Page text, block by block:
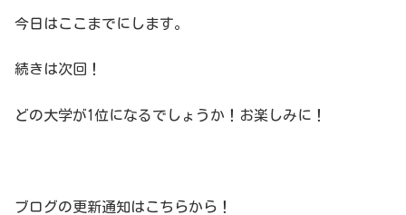
今日はここまでにします。
続きは次回！
どの大学が1位になるでしょうか！お楽しみに！
ブログの更新通知はこちらから！